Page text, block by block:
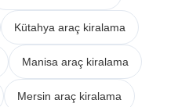
Kütahya araç kiralama
Manisa araç kiralama
Mersin araç kiralama